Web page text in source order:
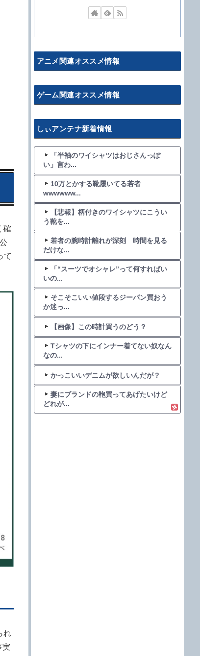
確
て
れ
実
アニメ関連オススメ情報
ゲーム関連オススメ情報
しぃアンテナ新着情報
「半袖のワイシャツはおじさんっぽ
い」言わ...
10万とかする靴履いてる若者
wwwwww...
【悲報】柄付きのワイシャツにこうい
う靴を...
若者の腕時計離れが深刻 時間を見る
だけな...
「“スーツでオシャレ”って何すればい
いの...
そこそこいい値段するジーパン買おう
か迷っ...
【画像】この時計買うのどう？
Tシャツの下にインナー着てない奴なん
なの...
かっこいいデニムが欲しいんだが？
妻にブランドの鞄買ってあげたいけど
どれが...